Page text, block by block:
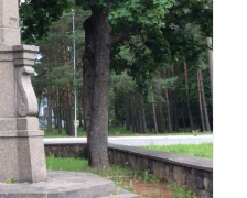
Необходимые
Использование